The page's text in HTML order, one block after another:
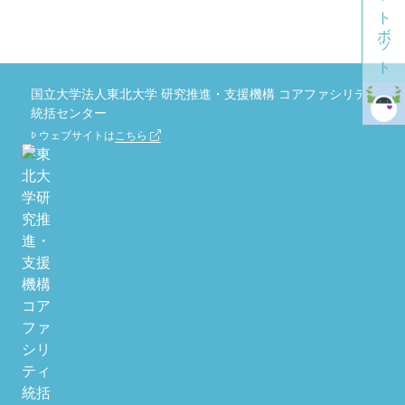
国立大学法人東北大学 研究推進・支援機構 コアファシリティ
統括センター
ウェブサイトはこちら